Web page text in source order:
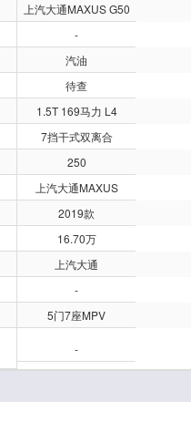
上汽大通MAXUS G50
-
汽油
待查
1.5T 169马力 L4
7挡干式双离合
250
上汽大通MAXUS
2019款
16.70万
上汽大通
-
5门7座MPV
-